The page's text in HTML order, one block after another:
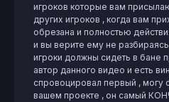
игроков которые вам
других игроков , когда вам
обрезана и полностью
и вы верите ему не
игроки должны сидеть в бане
автор данного видео и есть
спровоцировал первый , могу
вашем проекте , он самый